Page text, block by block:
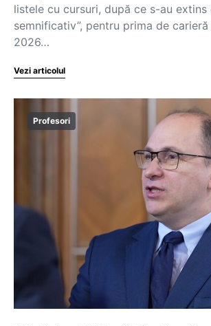
listele cu cursuri, după ce s-au extins
semnificativ”, pentru prima de
2026…
Vezi articolul
Profesori